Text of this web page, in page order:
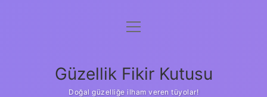
Anasayfa
Yasal Uyarı
menüyü
Güzellik Fikir Kutusu
Doğal güzelliğe ilham veren tüyolar!